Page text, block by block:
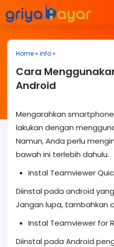
Home» info»
Cara
Android
Mengarahkan
lakukan dengan
Namun, Anda perlu
bawah ini terlebih dahulu.
Instal Teamviewer
Diinstal pada android
Jangan lupa, tambahkan
Instal Teamviewer for
Diinstal pada Android